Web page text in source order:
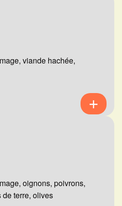
viande hachée,
oignons, poivrons,
terre, olives